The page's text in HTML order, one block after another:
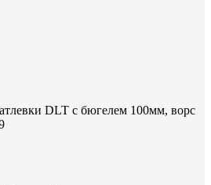
DLT с бюгелем 100мм, ворс